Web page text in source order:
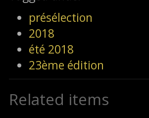
présélection
2018
été 2018
23ème édition
Related items